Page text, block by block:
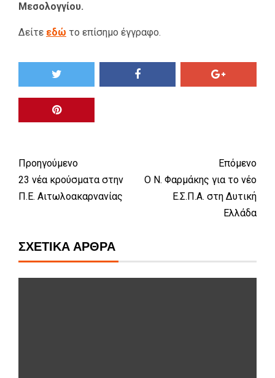
Μεσολογγίου.
Δείτε εδώ το επίσημο έγγραφο.
Προηγούμενο
23 νέα κρούσματα στην
Π.Ε. Αιτωλοακαρνανίας
Επόμενο
Ο Ν. Φαρμάκης για το νέο
Ε.Σ.Π.Α. στη Δυτική
Ελλάδα
ΣΧΕΤΙΚΆ ΆΡΘΡΑ